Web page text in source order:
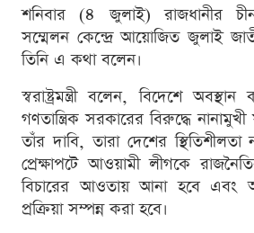
শনিবার (৪ জুলাই) রাজধানীর চীন
সম্মেলন কেন্দ্রে আয়োজিত জুলাই
তিনি এ কথা বলেন।
স্বরাষ্ট্রমন্ত্রী বলেন, বিদেশে
গণতান্ত্রিক সরকারের বিরুদ্ধে নানামুখী
তাঁর দাবি, তারা দেশের
প্রেক্ষাপটে আওয়ামী লীগকে
বিচারের আওতায় আনা হবে এবং
প্রক্রিয়া সম্পন্ন করা হবে।